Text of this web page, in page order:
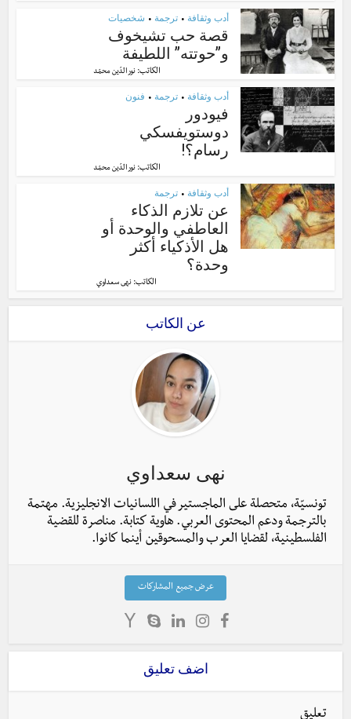
أدب وثقافة • ترجمة • شخصيات
قصة حب تشيخوف
و”حوتته” اللطيفة
الكاتب:نور الدّين محمّد
أدب وثقافة • ترجمة • فنون
فيودور
دوستويفسكي
رسام؟!
الكاتب:نور الدّين محمّد
أدب وثقافة • ترجمة
عن تلازم الذكاء
العاطفي والوحدة أو
هل الأذكياء أكثر
وحدة؟
الكاتب: نهى سعداوي
عن الكاتب
نهى سعداوي
تونسيّة، متحصلة على الماجستير في اللسانيات الانجليزية. مهتمة
بالترجمة ودعم المحتوى العربي. هاوية كتابة. مناصرة للقضية
الفلسطينية، لقضايا العرب والمسحوقين أينما كانوا.
عرض جميع المشاركات
اضف تعليق
تعليق